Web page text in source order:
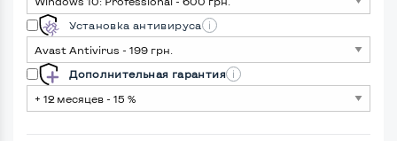
Установка антивируса
Дополнительная гарантия